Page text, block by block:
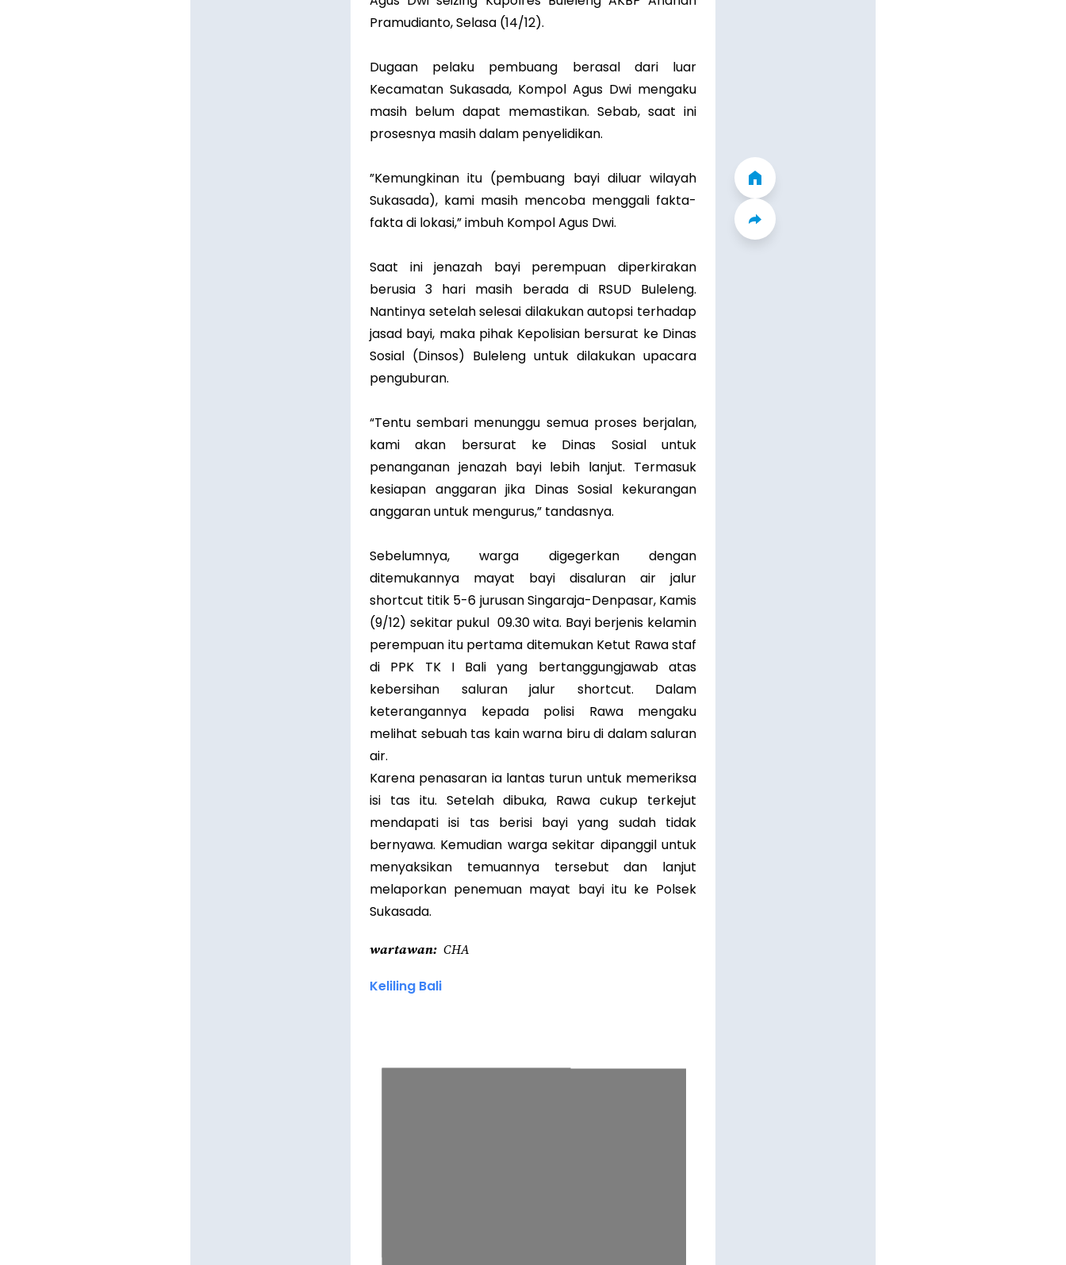
Pramudianto, Selasa (14/12).
Dugaan pelaku pembuang berasal dari luar
Kecamatan Sukasada, Kompol Agus Dwi mengaku
masih belum dapat memastikan. Sebab, saat ini
prosesnya masih dalam penyelidikan.
”Kemungkinan itu (pembuang bayi diluar wilayah
Sukasada), kami masih mencoba menggali fakta-
fakta di lokasi,” imbuh Kompol Agus Dwi.
Saat ini jenazah bayi perempuan diperkirakan
berusia 3 hari masih berada di RSUD Buleleng.
Nantinya setelah selesai dilakukan autopsi terhadap
jasad bayi, maka pihak Kepolisian bersurat ke Dinas
Sosial (Dinsos) Buleleng untuk dilakukan upacara
penguburan.
“Tentu sembari menunggu semua proses berjalan,
kami akan bersurat ke Dinas Sosial untuk
penanganan jenazah bayi lebih lanjut. Termasuk
kesiapan anggaran jika Dinas Sosial kekurangan
anggaran untuk mengurus,” tandasnya.
Sebelumnya, warga digegerkan dengan
ditemukannya mayat bayi disaluran air jalur
shortcut titik 5-6 jurusan Singaraja-Denpasar, Kamis
(9/12) sekitar pukul 09.30 wita. Bayi berjenis kelamin
perempuan itu pertama ditemukan Ketut Rawa staf
di PPK TK I Bali yang bertanggungjawab atas
kebersihan saluran jalur shortcut. Dalam
keterangannya kepada polisi Rawa mengaku
melihat sebuah tas kain warna biru di dalam saluran
air.
Karena penasaran ia lantas turun untuk memeriksa
isi tas itu. Setelah dibuka, Rawa cukup terkejut
mendapati isi tas berisi bayi yang sudah tidak
bernyawa. Kemudian warga sekitar dipanggil untuk
menyaksikan temuannya tersebut dan lanjut
melaporkan penemuan mayat bayi itu ke Polsek
Sukasada.
wartawan CHA
Keliling Bali